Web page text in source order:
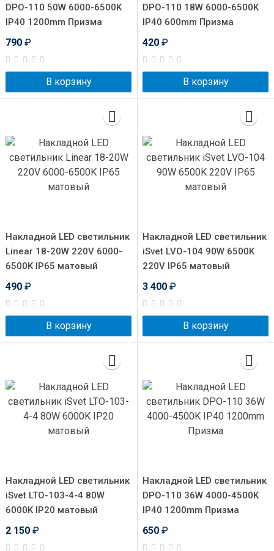
DPO-110 50W 6000-6500K
IP40 1200mm Призма
790 ₽
В корзину
DPO-110 18W 6000-6500K
IP40 600mm Призма
420 ₽
В корзину
Накладной LED светильник
Linear 18-20W 220V 6000-
6500K IP65 матовый
490 ₽
В корзину
Накладной LED светильник
iSvet LVO-104 90W 6500K
220V IP65 матовый
3 400 ₽
В корзину
Накладной LED светильник
iSvet LTO-103-4-4 80W
6000K IP20 матовый
2 150 ₽
Накладной LED светильник
DPO-110 36W 4000-4500K
IP40 1200mm Призма
650 ₽